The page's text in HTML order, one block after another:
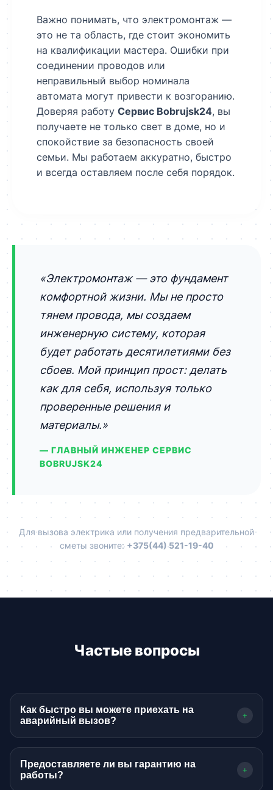
Важно понимать, что электромонтаж —
это не та область, где стоит экономить
на квалификации мастера. Ошибки при
соединении проводов или
неправильный выбор номинала
автомата могут привести к возгоранию.
Доверяя работу Сервис Bobrujsk24, вы
получаете не только свет в доме, но и
спокойствие за безопасность своей
семьи. Мы работаем аккуратно, быстро
и всегда оставляем после себя порядок.
«Электромонтаж — это фундамент
комфортной жизни. Мы не просто
тянем провода, мы создаем
инженерную систему, которая
будет работать десятилетиями без
сбоев. Мой принцип прост: делать
как для себя, используя только
проверенные решения и
материалы.»
— ГЛАВНЫЙ ИНЖЕНЕР СЕРВИС
BOBRUJSK24
Для вызова электрика или получения предварительной
сметы звоните: +375(44) 521-19-40
Частые вопросы
Как быстро вы можете приехать на
аварийный вызов?
+
В пределах Бобруйска мастер приезжает в
течение 45-60 минут в зависимости от
дорожной обстановки. Мы понимаем
Предоставляете ли вы гарантию на
работы?
+